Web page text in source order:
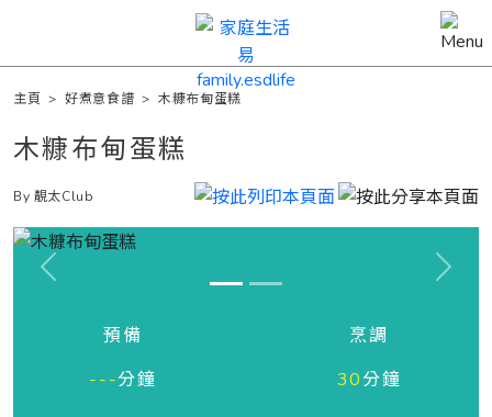
主頁 >好煮意食譜 >木糠布甸蛋糕
木糠布甸蛋糕
By 靚太Club
Previous Next
預備
---分鐘
烹調
30分鐘